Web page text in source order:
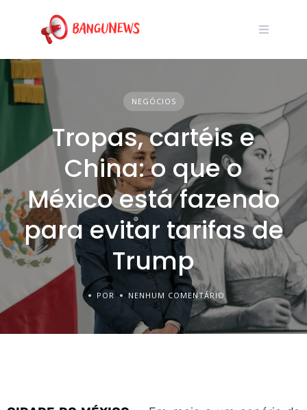
NEGÓCIOS
Tropas, cartéis e
China: o que o
México está fazendo
para evitar tarifas de
Trump
POR NENHUM COMENTÁRIO